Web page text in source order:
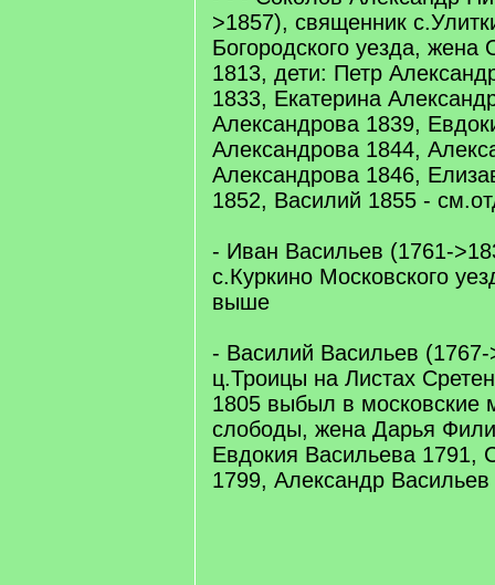
>1857), священник
Богородского уезда, жена
1813, дети: Петр
1833, Екатерина
Александрова 1839,
Александрова 1844,
Александрова 1846,
1852, Василий 1855 -
- Иван Васильев (1761-
с.Куркино Московского
выше
- Василий Васильев
ц.Троицы на Листах
1805 выбыл в московские
слободы, жена Дарья
Евдокия Васильева 1791,
1799, Александр Васильев